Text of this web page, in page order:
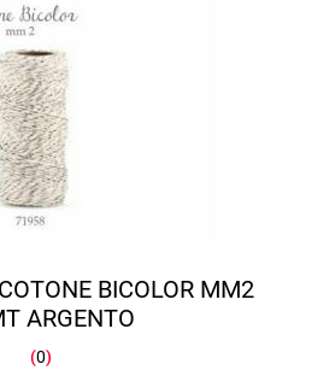
BICOLOR MM2
ARGENTO
(0)